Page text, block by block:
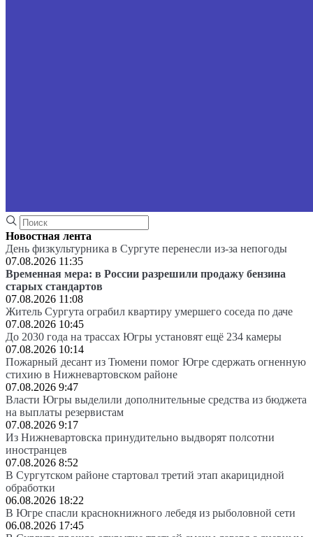
Новостная лента
День физкультурника в Сургуте перенесли из-за непогоды
07.08.2026 11:35
Временная мера: в России разрешили продажу бензина
старых стандартов
07.08.2026 11:08
Житель Сургута ограбил квартиру умершего соседа по даче
07.08.2026 10:45
До 2030 года на трассах Югры установят ещё 234 камеры
07.08.2026 10:14
Пожарный десант из Тюмени помог Югре сдержать огненную
стихию в Нижневартовском районе
07.08.2026 9:47
Власти Югры выделили дополнительные средства из бюджета
на выплаты резервистам
07.08.2026 9:17
Из Нижневартовска принудительно выдворят полсотни
иностранцев
07.08.2026 8:52
В Сургутском районе стартовал третий этап акарицидной
обработки
06.08.2026 18:22
В Югре спасли краснокнижного лебедя из рыболовной сети
06.08.2026 17:45